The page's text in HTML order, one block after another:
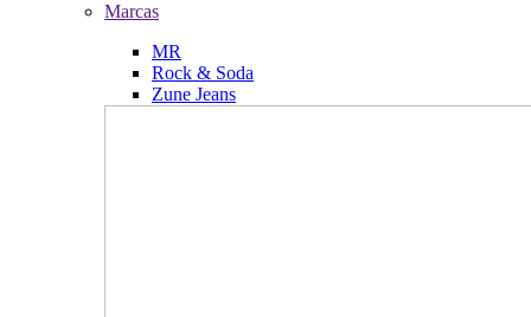
Marcas
MR
Rock & Soda
Zune Jeans